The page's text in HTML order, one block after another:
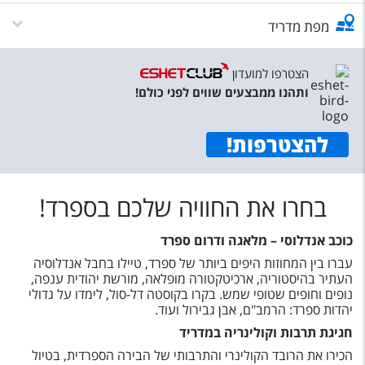
מפת מדריד
הצטרפו למועדון
ותהנו ממבצעים שווים לפני כולם!
להצטרפות!
בחרו את החוויה שלכם בספרד!
כוכב אנדלוסי – מלאגה ודרום ספרד
עברו בין המחוזות היפים ביותר של ספרד, טיילו בחבל אנדלוסיה
העתיר בהיסטוריה, ארכיטקטורה מופלאה, מורשת יהודית ענפה,
נופים וחופים שטופי שמש. בקרו בקוסטה דל-סול, לימדו על גדולי
יהדות ספרד: הרמב"ם, אבן גבירול ועוד.
חגיגת תרבות וקולינריה במדריד
הכירו את הרובד הקולינרי והתרבותי של הבירה הספרדית, בטיול